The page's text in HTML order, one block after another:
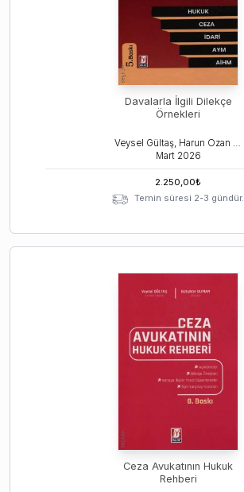
Davalarla İlgili Dilekçe
Örnekleri
Veysel Gültaş, Harun Ozan Uslu, Batuhan Duman
Mart 2026
2.250,00₺
Temin süresi 2-3 gündür.
Ceza Avukatının Hukuk
Rehberi